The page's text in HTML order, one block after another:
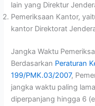
lain yang Direktur
Pemeriksaan Kantor,
kantor Direktorat
Jangka Waktu
Berdasarkan Peraturan
199/PMK.03/2007,
jangka waktu paling
diperpanjang hingga 6